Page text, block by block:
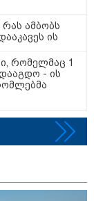
ამბობს
ის
რომელმაც 1
- ის